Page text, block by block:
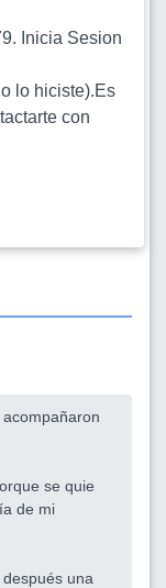
Inicia Sesion
lo hiciste).Es
con
se quie
de mi
una